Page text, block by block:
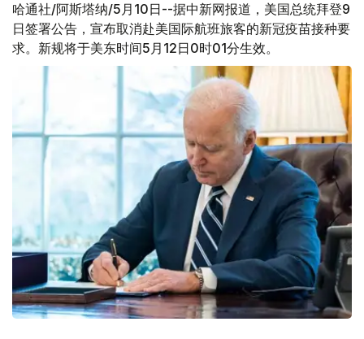
哈通社/阿斯塔纳/5月10日--据中新网报道，美国总统拜登9
日签署公告，宣布取消赴美国际航班旅客的新冠疫苗接种要
求。新规将于美东时间5月12日0时01分生效。